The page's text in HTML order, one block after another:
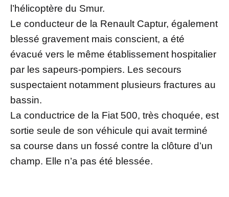
l’hélicoptère du Smur.
Le conducteur de la Renault Captur, également
blessé gravement mais conscient, a été
évacué vers le même établissement hospitalier
par les sapeurs-pompiers. Les secours
suspectaient notamment plusieurs fractures au
bassin.
La conductrice de la Fiat 500, très choquée, est
sortie seule de son véhicule qui avait terminé
sa course dans un fossé contre la clôture d’un
champ. Elle n’a pas été blessée.